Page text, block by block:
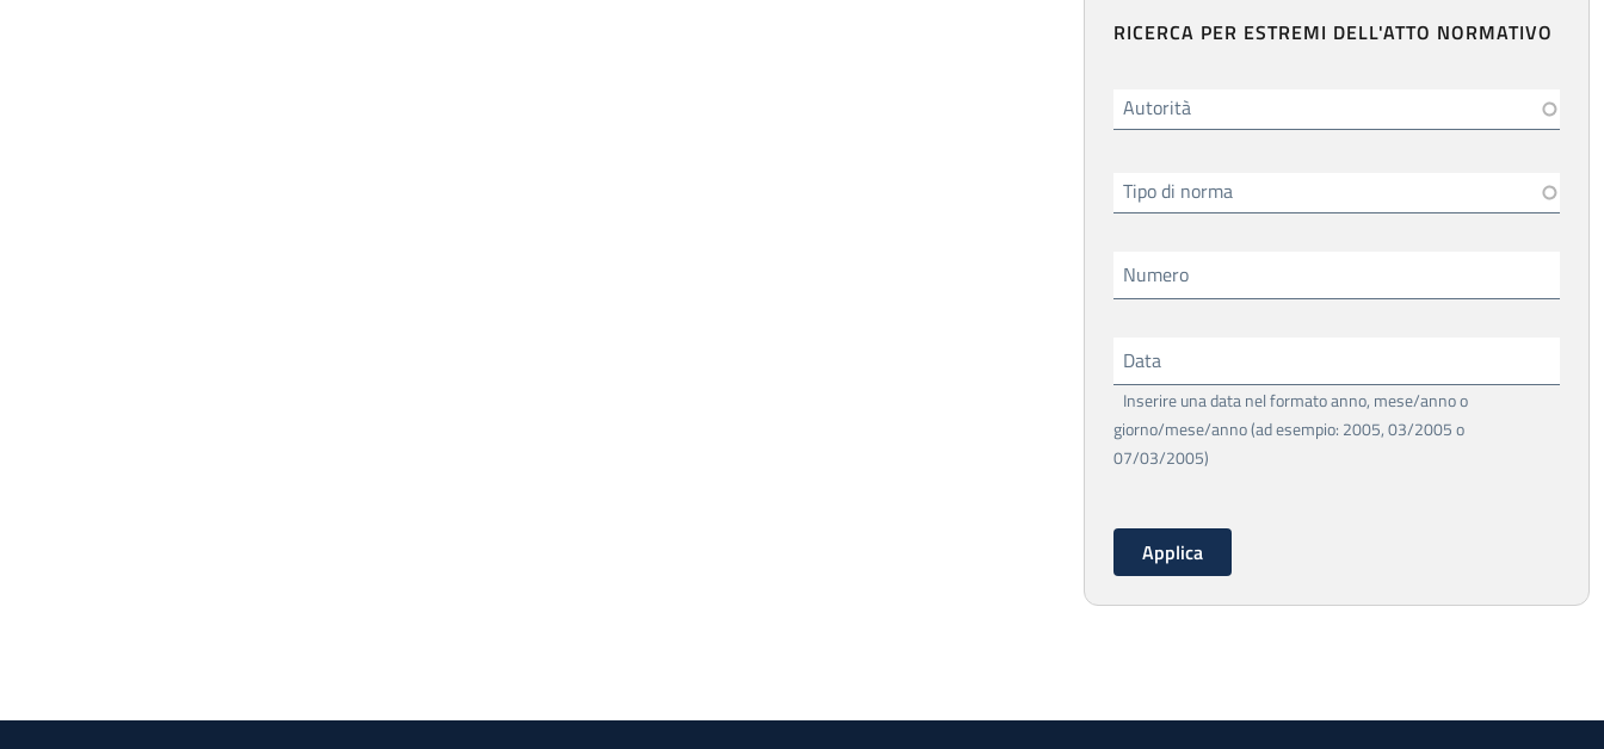
RICERCA PER ESTREMI DELL'ATTO NORMATIVO
Autorità
Tipo di norma
Numero
Data
Inserire una data nel formato anno, mese/anno o
giorno/mese/anno (ad esempio: 2005, 03/2005 o
07/03/2005)